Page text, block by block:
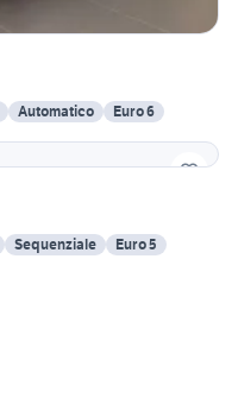
Automatico
Euro 6
Sequenziale Euro 5